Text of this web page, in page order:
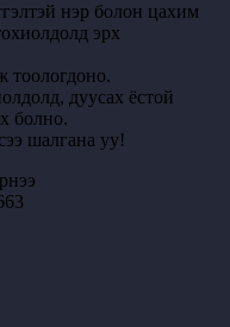
нэр болон цахим
эрх
тоологдоно.
дуусах ёстой
болно.
шалгана уу!